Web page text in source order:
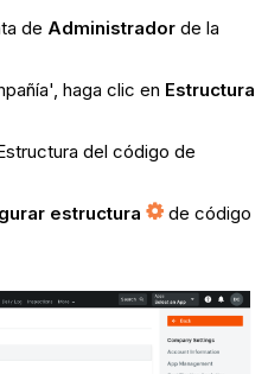
de Administradorde la
haga clic en Estructura
del código de
estructura
de código